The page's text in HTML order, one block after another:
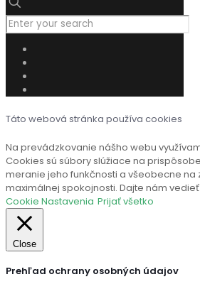
Táto webová stránka používa cookies
Na prevádzkovanie nášho webu
Cookies sú súbory slúžiace na
meranie jeho funkčnosti a všeobecne
maximálnej spokojnosti. Dajte nám
Cookie Nastavenia Prijať všetko
Close
Prehľad ochrany osobných údajov